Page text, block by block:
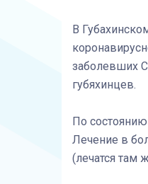
В
заболевших
губяхинцев.
По
Лечение в
(лечатся там